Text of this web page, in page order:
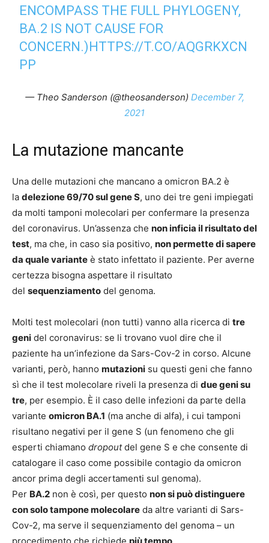
ENCOMPASS THE FULL PHYLOGENY,
BA.2 IS NOT CAUSE FOR
CONCERN.)HTTPS://T.CO/AQGRKXCN
PP
— Theo Sanderson (@theosanderson) December 7,
2021
La mutazione mancante
Una delle mutazioni che mancano a omicron BA.2 è
la delezione 69/70 sul gene S, uno dei tre geni impiegati
da molti tamponi molecolari per confermare la presenza
del coronavirus. Un’assenza che non inficia il risultato del
test, ma che, in caso sia positivo, non permette di sapere
da quale variante è stato infettato il paziente. Per averne
certezza bisogna aspettare il risultato
del sequenziamento del genoma.
Molti test molecolari (non tutti) vanno alla ricerca di tre
geni del coronavirus: se li trovano vuol dire che il
paziente ha un’infezione da Sars-Cov-2 in corso. Alcune
varianti, però, hanno mutazioni su questi geni che fanno
sì che il test molecolare riveli la presenza di due geni su
tre, per esempio. È il caso delle infezioni da parte della
variante omicron BA.1 (ma anche di alfa), i cui tamponi
risultano negativi per il gene S (un fenomeno che gli
esperti chiamano dropoutdel gene S e che consente di
catalogare il caso come possibile contagio da omicron
ancor prima degli accertamenti sul genoma).
Per BA.2 non è così, per questo non si può distinguere
con solo tampone molecolare da altre varianti di Sars-
Cov-2, ma serve il sequenziamento del genoma – un